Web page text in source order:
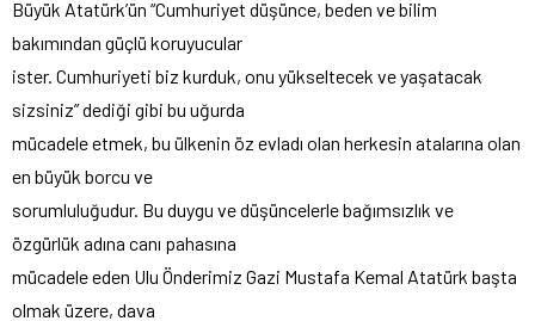
Büyük Atatürk’ün “Cumhuriyet düşünce, beden ve bilim
bakımından güçlü koruyucular
ister. Cumhuriyeti biz kurduk, onu yükseltecek ve yaşatacak
sizsiniz” dediği gibi bu uğurda
mücadele etmek, bu ülkenin öz evladı olan herkesin atalarına olan
en büyük borcu ve
sorumluluğudur. Bu duygu ve düşüncelerle bağımsızlık ve
özgürlük adına canı pahasına
mücadele eden Ulu Önderimiz Gazi Mustafa Kemal Atatürk başta
olmak üzere, dava